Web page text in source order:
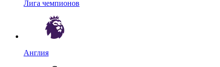
Лига чемпионов
Англия